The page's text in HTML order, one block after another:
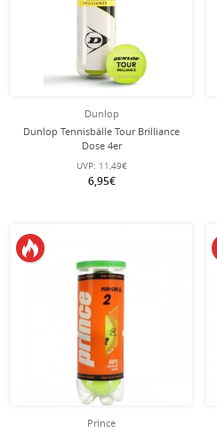
Dunlop
Dunlop Tennisbälle Tour Brilliance
Dose 4er
UVP: 11,49€
6,95€
Prince